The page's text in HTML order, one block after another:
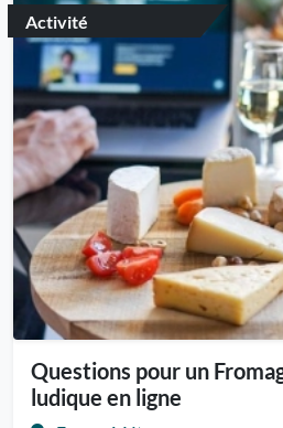
Activité
Questions pour un
ludique en ligne